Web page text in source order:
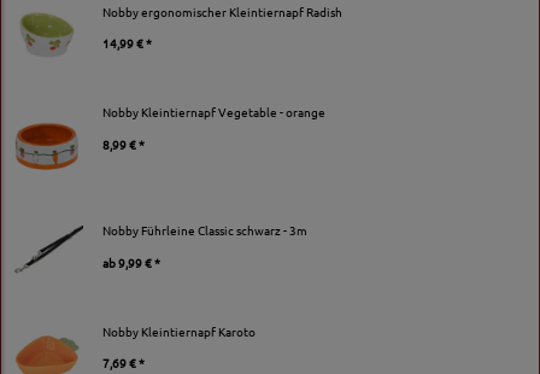
Nobby ergonomischer Kleintiernapf Radish
14,99 € *
Nobby Kleintiernapf Vegetable - orange
8,99 € *
Nobby Führleine Classic schwarz - 3m
ab9,99 € *
Nobby Kleintiernapf Karoto
7,69 € *